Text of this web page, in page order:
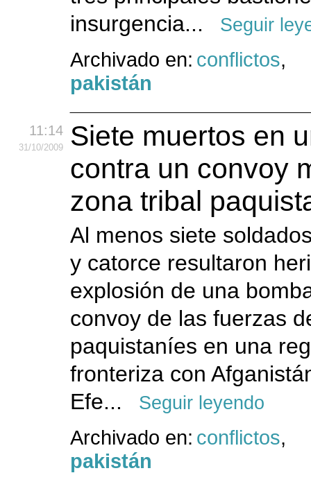
insurgencia...
Seguir
Archivado en: conflictos,
pakistán
11:14
31/10/2009
Siete muertos en
contra un convoy
zona tribal
Al menos siete
y catorce resultaron
explosión de una
convoy de las fuerzas
paquistaníes en una
fronteriza con
Efe...
Seguir leyendo
Archivado en: conflictos,
pakistán